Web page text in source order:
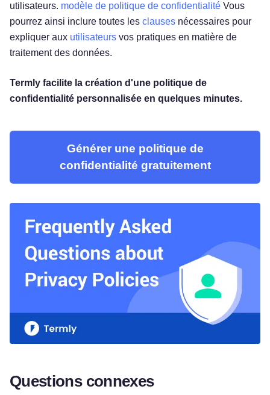
utilisateurs. modèle de politique de confidentialité Vous
pourrez ainsi inclure toutes les clauses nécessaires pour
expliquer aux utilisateurs vos pratiques en matière de
traitement des données.
Termly facilite la création d'une politique de
confidentialité personnalisée en quelques minutes.
Générer une politique de
confidentialité gratuitement
Questions connexes